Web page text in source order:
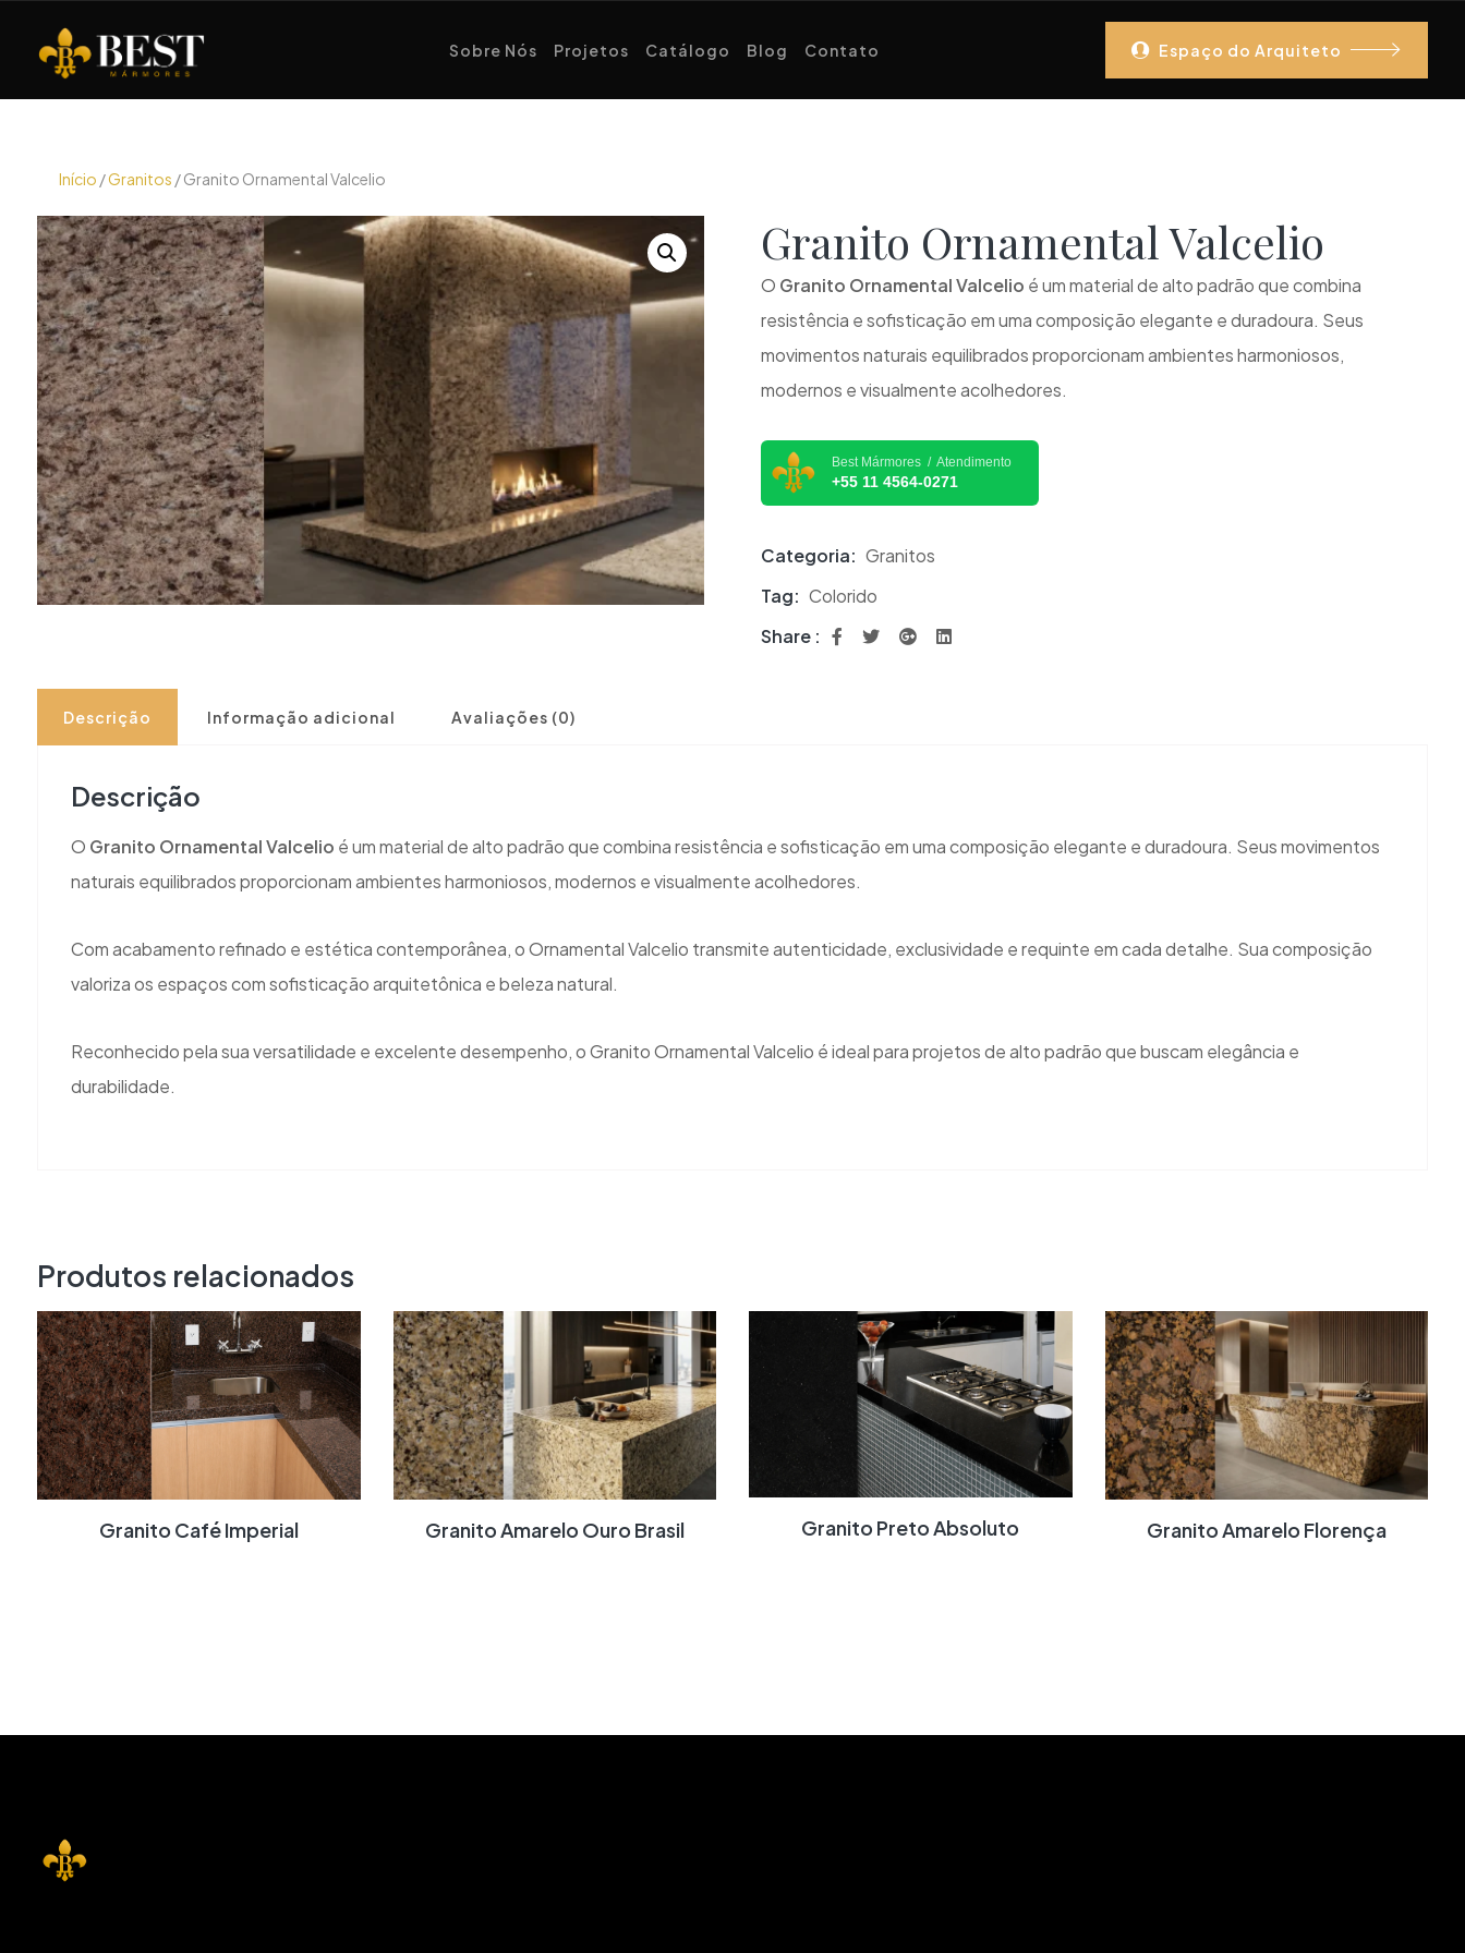
Sobre Nós Projetos Catálogo Blog Contato Espaço do Arquiteto
Início /Granitos / Granito Ornamental Valcelio
Granito Ornamental Valcelio
O Granito Ornamental Valcelio é um material de alto padrão que combina
resistência e sofisticação em uma composição elegante e duradoura. Seus
movimentos naturais equilibrados proporcionam ambientes harmoniosos,
modernos e visualmente acolhedores.
Best Mármores / Atendimento
+55 11 4564-0271
Categoria: Granitos
Tag: Colorido
Share :
Descrição Informação adicional Avaliações (0)
Descrição
O Granito Ornamental Valcelio é um material de alto padrão que combina resistência e sofisticação em uma composição elegante e duradoura. Seus movimentos
naturais equilibrados proporcionam ambientes harmoniosos, modernos e visualmente acolhedores.
Com acabamento refinado e estética contemporânea, o Ornamental Valcelio transmite autenticidade, exclusividade e requinte em cada detalhe. Sua composição
valoriza os espaços com sofisticação arquitetônica e beleza natural.
Reconhecido pela sua versatilidade e excelente desempenho, o Granito Ornamental Valcelio é ideal para projetos de alto padrão que buscam elegância e
durabilidade.
Produtos relacionados
Granito Café Imperial Granito Amarelo Ouro Brasil Granito Preto Absoluto Granito Amarelo Florença